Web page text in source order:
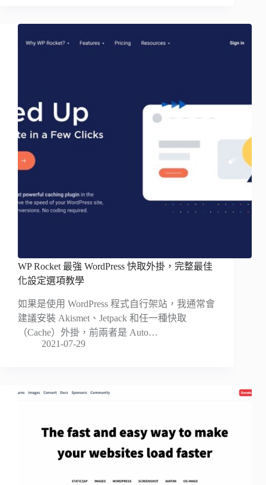
WP Rocket 最強 WordPress 快取外掛，完整最佳
化設定選項教學
如果是使用 WordPress 程式自行架站，我通常會
建議安裝 Akismet、Jetpack 和任一種快取
（Cache）外掛，前兩者是 Auto…
2021-07-29